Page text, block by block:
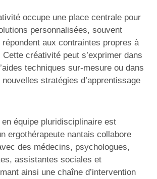
occupe une place centrale pour
personnalisées, souvent
aux contraintes propres à
créativité peut s’exprimer dans
techniques sur-mesure ou dans
nouvelles stratégies d’apprentissage
équipe pluridisciplinaire est
ergothérapeute nantais collabore
des médecins, psychologues,
assistantes sociales et
ainsi une chaîne d’intervention